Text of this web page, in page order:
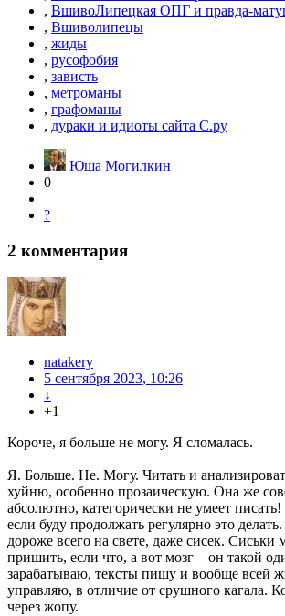
, ВшивоЛипецкая ОПГ и правда-
, Вшиволипецы
, жиды
, русофобия
, зависть
, метроманы
, графоманы
, дураки и идиоты сайта С.ру
Юша Могилкин
0
?
2 комментария
natakery
5 сентября 2023, 10:26
↓
+1
Короче, я больше не могу. Я сломалась.
Я. Больше. Не. Могу. Читать и
хуйню, особенно прозаическую. Она же
абсолютно, категорически не умеет
если буду продолжать регулярно это
дороже всего на свете, даже сисек.
пришить, если что, а вот мозг – он такой
зарабатываю, тексты пишу и вообще всей
управляю, в отличие от срушного кагала.
через жопу.